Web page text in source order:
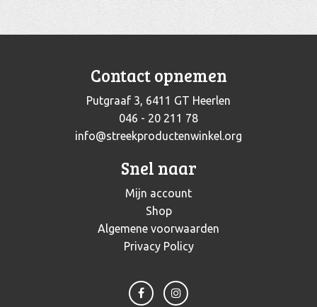
Contact opnemen
Putgraaf 3, 6411 GT Heerlen
046 - 20 211 78
info@streekproductenwinkel.org
Snel naar
Mijn account
Shop
Algemene voorwaarden
Privacy Policy